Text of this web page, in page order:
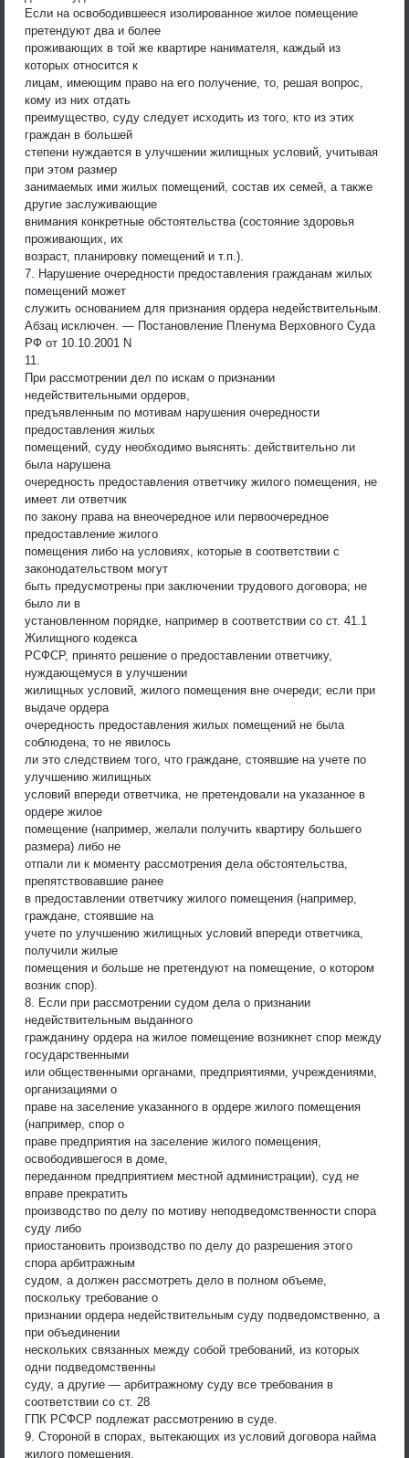
Если на освободившееся изолированное жилое помещение
претендуют два и более
проживающих в той же квартире нанимателя, каждый из
которых относится к
лицам, имеющим право на его получение, то, решая вопрос,
кому из них отдать
преимущество, суду следует исходить из того, кто из этих
граждан в большей
степени нуждается в улучшении жилищных условий, учитывая
при этом размер
занимаемых ими жилых помещений, состав их семей, а также
другие заслуживающие
внимания конкретные обстоятельства (состояние здоровья
проживающих, их
возраст, планировку помещений и т.п.).
7. Нарушение очередности предоставления гражданам жилых
помещений может
служить основанием для признания ордера недействительным.
Абзац исключен. — Постановление Пленума Верховного Суда
РФ от 10.10.2001 N
11.
При рассмотрении дел по искам о признании
недействительными ордеров,
предъявленным по мотивам нарушения очередности
предоставления жилых
помещений, суду необходимо выяснять: действительно ли
была нарушена
очередность предоставления ответчику жилого помещения, не
имеет ли ответчик
по закону права на внеочередное или первоочередное
предоставление жилого
помещения либо на условиях, которые в соответствии с
законодательством могут
быть предусмотрены при заключении трудового договора; не
было ли в
установленном порядке, например в соответствии со ст. 41.1
Жилищного кодекса
РСФСР, принято решение о предоставлении ответчику,
нуждающемуся в улучшении
жилищных условий, жилого помещения вне очереди; если при
выдаче ордера
очередность предоставления жилых помещений не была
соблюдена, то не явилось
ли это следствием того, что граждане, стоявшие на учете по
улучшению жилищных
условий впереди ответчика, не претендовали на указанное в
ордере жилое
помещение (например, желали получить квартиру большего
размера) либо не
отпали ли к моменту рассмотрения дела обстоятельства,
препятствовавшие ранее
в предоставлении ответчику жилого помещения (например,
граждане, стоявшие на
учете по улучшению жилищных условий впереди ответчика,
получили жилые
помещения и больше не претендуют на помещение, о котором
возник спор).
8. Если при рассмотрении судом дела о признании
недействительным выданного
гражданину ордера на жилое помещение возникнет спор между
государственными
или общественными органами, предприятиями, учреждениями,
организациями о
праве на заселение указанного в ордере жилого помещения
(например, спор о
праве предприятия на заселение жилого помещения,
освободившегося в доме,
переданном предприятием местной администрации), суд не
вправе прекратить
производство по делу по мотиву неподведомственности спора
суду либо
приостановить производство по делу до разрешения этого
спора арбитражным
судом, а должен рассмотреть дело в полном объеме,
поскольку требование о
признании ордера недействительным суду подведомственно, а
при объединении
нескольких связанных между собой требований, из которых
одни подведомственны
суду, а другие — арбитражному суду все требования в
соответствии со ст. 28
ГПК РСФСР подлежат рассмотрению в суде.
9. Стороной в спорах, вытекающих из условий договора найма
жилого помещения,